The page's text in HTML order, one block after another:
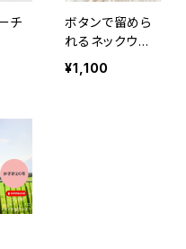
チ
ボタンで留めら
れるネックウオ
ーマー（作り方
動画はついてい
¥1,100